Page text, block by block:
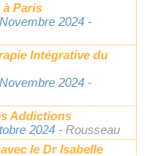
Paris
2024 -
Intégrative du
2024 -
Addictions
2024 - Rousseau
le Dr Isabelle